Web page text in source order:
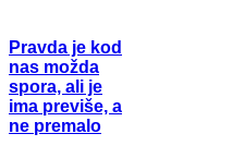
Pravda je kod
nas možda
spora, ali je
ima previše, a
ne premalo